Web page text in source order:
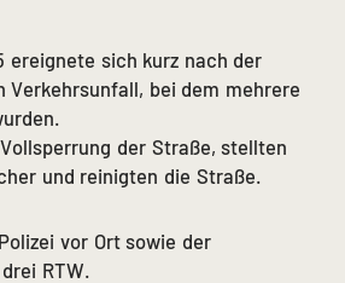
ereignete sich kurz nach der
Verkehrsunfall, bei dem mehrere
der Straße, stellten
und reinigten die Straße.
vor Ort sowie der
RTW.